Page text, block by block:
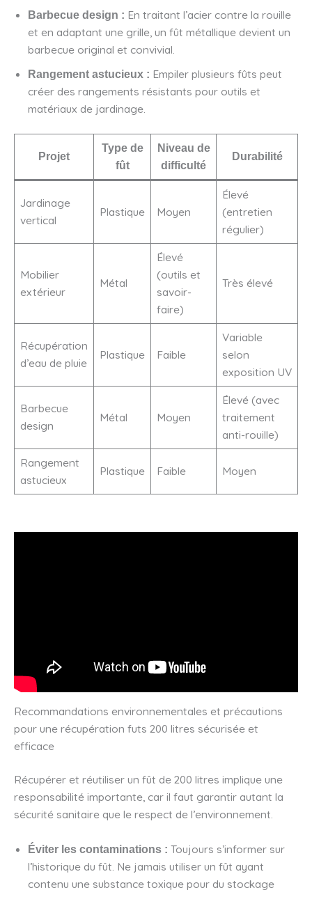
Barbecue design : En traitant l’acier contre la rouille
et en adaptant une grille, un fût métallique devient un
barbecue original et convivial.
Rangement astucieux : Empiler plusieurs fûts peut
créer des rangements résistants pour outils et
matériaux de jardinage.
Projet
Type de
fût
Niveau de
difficulté
Durabilité
Jardinage
vertical
Plastique Moyen
Élevé
(entretien
régulier)
Mobilier
extérieur
Métal
Élevé
(outils et
savoir-
faire)
Très élevé
Récupération
d’eau de pluie
Plastique Faible
Variable
selon
exposition UV
Barbecue
design
Métal Moyen
Élevé (avec
traitement
anti-rouille)
Rangement
astucieux
Plastique Faible Moyen
Recommandations environnementales et précautions
pour une récupération futs 200 litres sécurisée et
efficace
Récupérer et réutiliser un fût de 200 litres implique une
responsabilité importante, car il faut garantir autant la
sécurité sanitaire que le respect de l’environnement.
Éviter les contaminations : Toujours s’informer sur
l’historique du fût. Ne jamais utiliser un fût ayant
contenu une substance toxique pour du stockage